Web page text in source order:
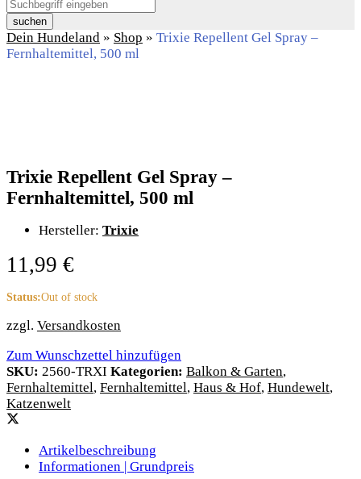
suchen
Dein Hundeland » Shop » Trixie Repellent Gel Spray –
Fernhaltemittel, 500 ml
Trixie Repellent Gel Spray –
Fernhaltemittel, 500 ml
Hersteller: Trixie
11,99 €
Status:Out of stock
zzgl. Versandkosten
Zum Wunschzettel hinzufügen
SKU: 2560-TRXI Kategorien: Balkon & Garten,
Fernhaltemittel, Fernhaltemittel, Haus & Hof, Hundewelt,
Katzenwelt
Artikelbeschreibung
Informationen | Grundpreis